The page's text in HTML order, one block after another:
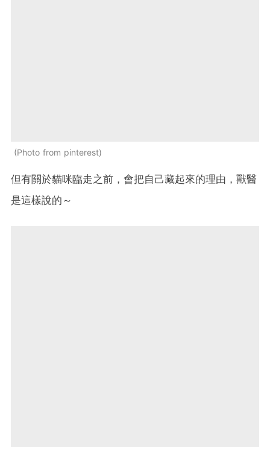
Photo from pinterest
但有關於貓咪臨走之前，會把自己藏起來的理由，獸醫
是這樣說的～